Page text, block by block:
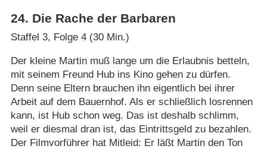
24. Die Rache der Barbaren
Staffel 3, Folge 4 (30 Min.)
Der kleine Martin muß lange um die Erlaubnis betteln,
mit seinem Freund Hub ins Kino gehen zu dürfen.
Denn seine Eltern brauchen ihn eigentlich bei ihrer
Arbeit auf dem Bauernhof. Als er schließlich losrennen
kann, ist Hub schon weg. Das ist deshalb schlimm,
weil er diesmal dran ist, das Eintrittsgeld zu bezahlen.
Der Filmvorführer hat Mitleid: Er läßt Martin den Ton